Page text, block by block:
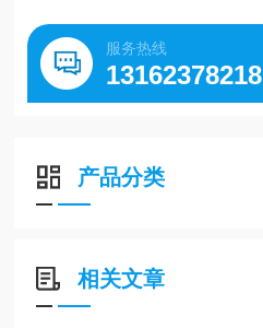
服务热线
13162378218
产品分类
相关文章